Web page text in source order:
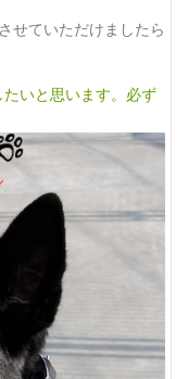
せていただけましたら
たいと思います。必ず